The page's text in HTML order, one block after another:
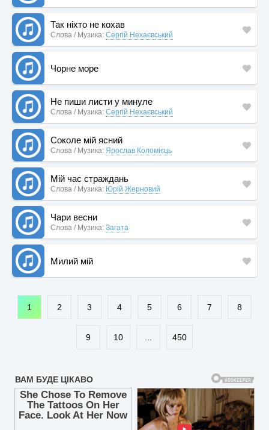
Так ніхто не кохав
Слова / Музика: Сергій Нехаєвський
Чорне море
Не пиши листи у минуле
Слова / Музика: Сергій Нехаєвський
Соколе мій ясний
Слова / Музика: Ярослав Коломієць
Мій час страждань
Слова / Музика: Юрій Жерновий
Чари весни
Слова / Музика: Загата
Милий мій
1 2 3 4 5 6 7 8
9 10 450